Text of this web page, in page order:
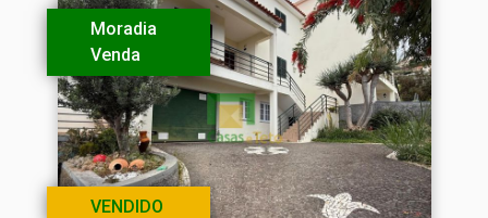
Moradia
Venda
VENDIDO